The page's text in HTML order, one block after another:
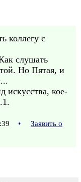
коллегу с
слушать
Но Пятая, и
искусства, кое-
•
Заявить о